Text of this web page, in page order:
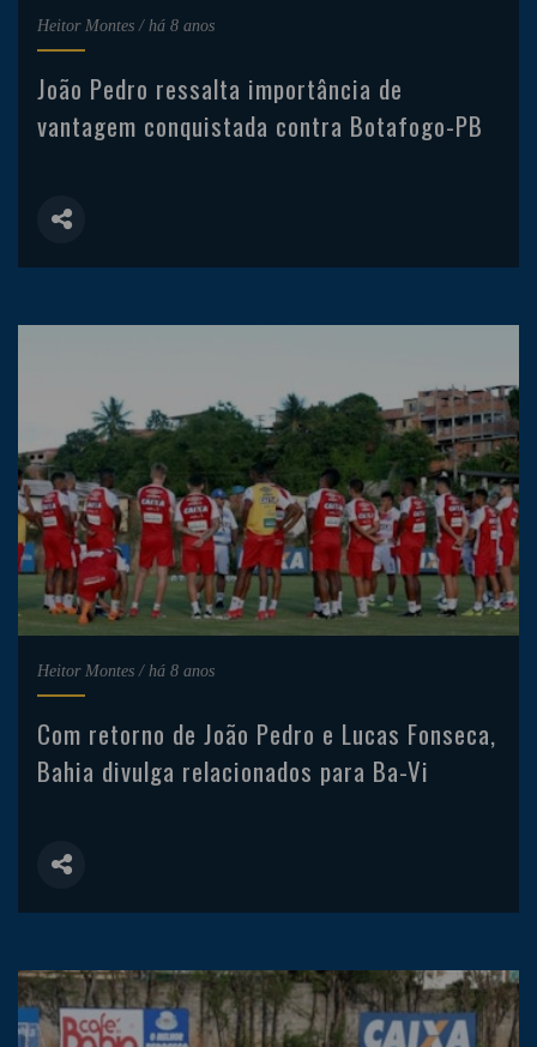
Heitor Montes / há 8 anos
João Pedro ressalta importância de
vantagem conquistada contra Botafogo-PB
Heitor Montes / há 8 anos
Com retorno de João Pedro e Lucas Fonseca,
Bahia divulga relacionados para Ba-Vi